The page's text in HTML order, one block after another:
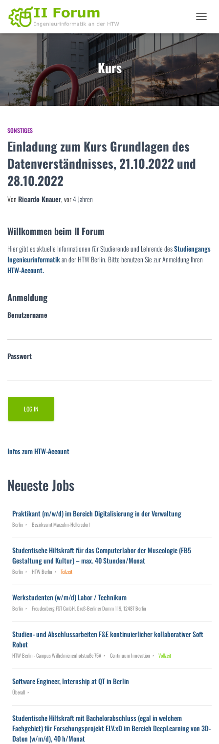
Kurs
SONSTIGES
Einladung zum Kurs Grundlagen des
Datenverständnisses, 21.10.2022 und
28.10.2022
VonRicardo Knauer, vor4 Jahren
Willkommen beim II Forum
Hier gibt es aktuelle Informationen für Studierende und Lehrende desStudiengangs
Ingenieurinformatikan der HTW Berlin. Bitte benutzen Sie zur Anmeldung Ihren
HTW-Account.
Anmeldung
Benutzername
Passwort
Infos zum HTW-Account
Neueste Jobs
Praktikant (m/w/d) im Bereich Digitalisierung in der Verwaltung
Berlin Bezirksamt Marzahn-Hellersdorf
Studentische Hilfskraft für das Computerlabor der Museologie (FB5
Gestaltung und Kultur) – max. 40 Stunden/Monat
Berlin HTW Berlin Teilzeit
Werkstudenten (w/m/d) Labor / Technikum
Berlin Freudenberg FST GmbH, Groß-Berliner Damm 119, 12487 Berlin
Studien- und Abschlussarbeiten F&E kontinuierlicher kollaborativer Soft
Robot
HTW Berlin - Campus Wilhelmienenhofstraße 75A Continuum Innovation Vollzeit
Software Engineer, Internship at QT in Berlin
Überall
Studentische Hilfskraft mit Bachelorabschluss (egal in welchem
Fachgebiet) für Forschungsprojekt ELV.xD im Bereich DeepLearning von 3D-
Daten (w/m/d), 40 h/Monat